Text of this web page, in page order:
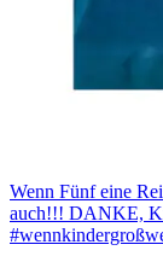
Wenn Fünf eine
auch!!! DANKE,